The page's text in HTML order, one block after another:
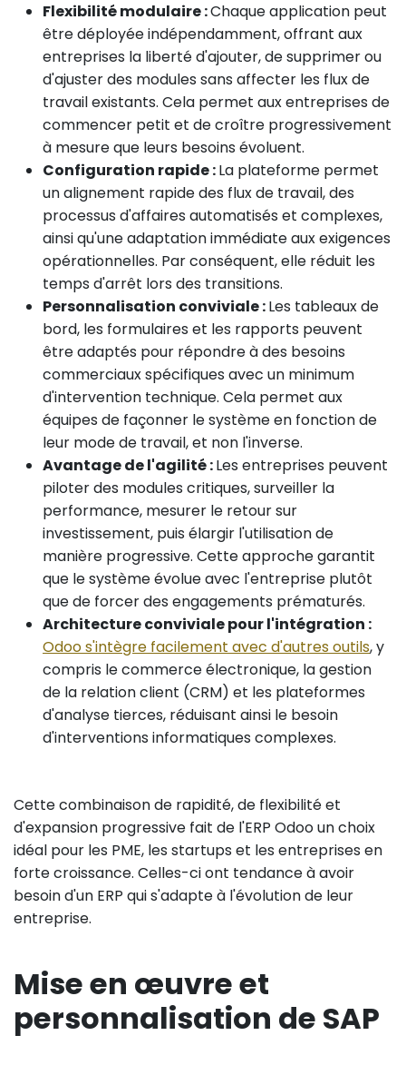
Flexibilité modulaire :Chaque application peut
être déployée indépendamment, offrant aux
entreprises la liberté d'ajouter, de supprimer ou
d'ajuster des modules sans affecter les flux de
travail existants. Cela permet aux entreprises de
commencer petit et de croître progressivement
à mesure que leurs besoins évoluent.
Configuration rapide :La plateforme permet
un alignement rapide des flux de travail, des
processus d'affaires automatisés et complexes,
ainsi qu'une adaptation immédiate aux exigences
opérationnelles. Par conséquent, elle réduit les
temps d'arrêt lors des transitions.
Personnalisation conviviale :Les tableaux de
bord, les formulaires et les rapports peuvent
être adaptés pour répondre à des besoins
commerciaux spécifiques avec un minimum
d'intervention technique. Cela permet aux
équipes de façonner le système en fonction de
leur mode de travail, et non l'inverse.
Avantage de l'agilité :Les entreprises peuvent
piloter des modules critiques, surveiller la
performance, mesurer le retour sur
investissement, puis élargir l'utilisation de
manière progressive. Cette approche garantit
que le système évolue avec l'entreprise plutôt
que de forcer des engagements prématurés.
Architecture conviviale pour l'intégration :
Odoo s'intègre facilement avec d'autres outils, y
compris le commerce électronique, la gestion
de la relation client (CRM) et les plateformes
d'analyse tierces, réduisant ainsi le besoin
d'interventions informatiques complexes.
Cette combinaison de rapidité, de flexibilité et
d'expansion progressive fait de l'ERP Odoo un choix
idéal pour les PME, les startups et les entreprises en
forte croissance. Celles-ci ont tendance à avoir
besoin d'un ERP qui s'adapte à l'évolution de leur
entreprise.
Mise en œuvre et
personnalisation de SAP